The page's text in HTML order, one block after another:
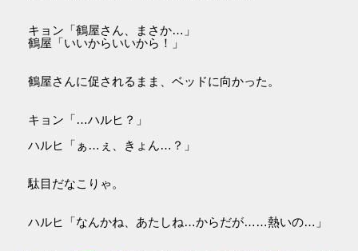
キョン「鶴屋さん、まさか…」
鶴屋「いいからいいから！」
鶴屋さんに促されるまま、ベッドに向かった。
キョン「…ハルヒ？」
ハルヒ「ぁ…ぇ、きょん…？」
駄目だなこりゃ。
ハルヒ「なんかね、あたしね…からだが……熱いの…」